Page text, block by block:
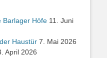
Barlager Höfe 11. Juni
Haustür 7. Mai 2026
April 2026